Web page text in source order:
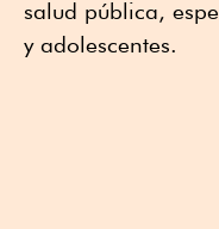
salud pública,
y adolescentes.